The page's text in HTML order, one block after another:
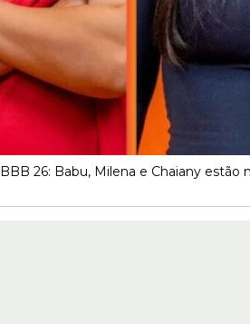
BBB 26: Babu, Milena e Chaiany